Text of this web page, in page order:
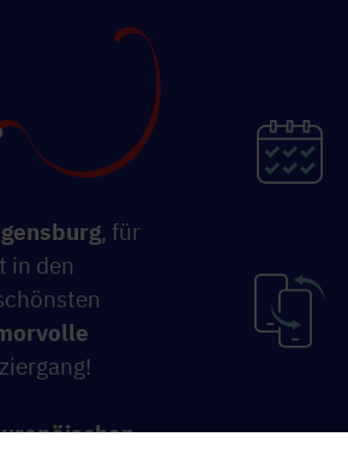
, für
in den